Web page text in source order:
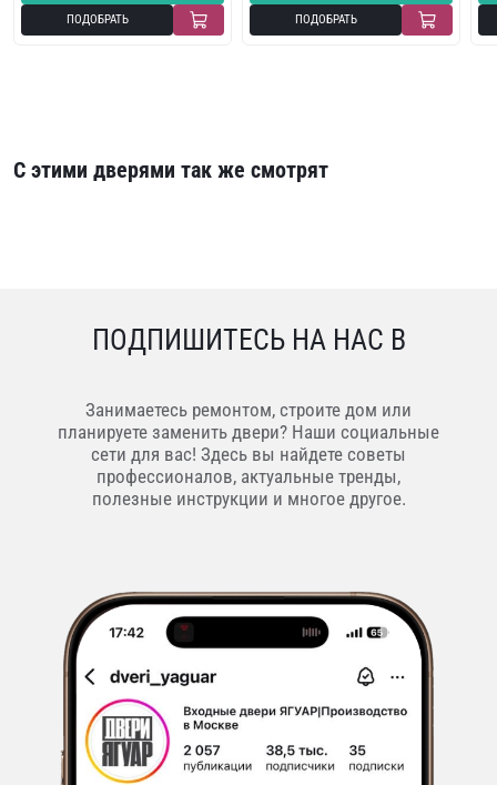
ПОДОБРАТЬ ПОДОБРАТЬ
С этими дверями так же смотрят
ПОДПИШИТЕСЬ НА НАС В
Занимаетесь ремонтом, строите дом или
планируете заменить двери? Наши социальные
сети для вас! Здесь вы найдете советы
профессионалов, актуальные тренды,
полезные инструкции и многое другое.